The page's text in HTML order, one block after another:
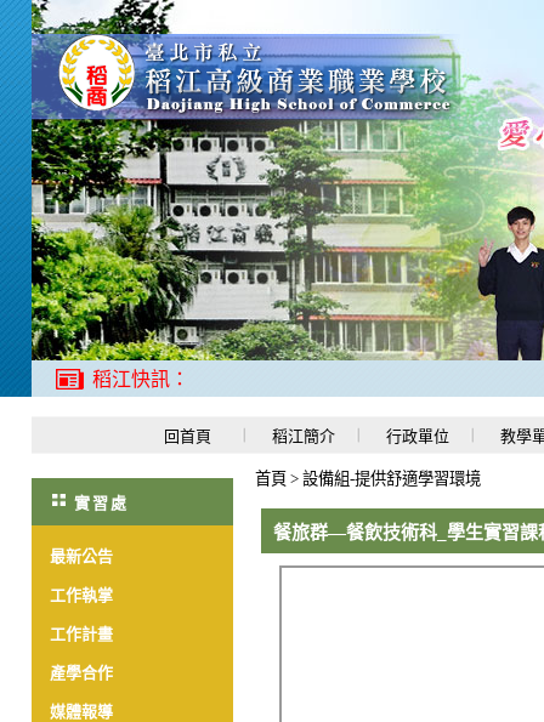
稻江快訊：
回首頁 稻江簡介 行政單位 教學
實習處
最新公告
工作執掌
工作計畫
產學合作
媒體報導
首頁 > 設備組-提供舒適學習環境
餐旅群—餐飲技術科_學生實習課